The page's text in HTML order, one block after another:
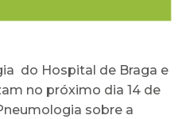
do Hospital de Braga e
no próximo dia 14 de
sobre a